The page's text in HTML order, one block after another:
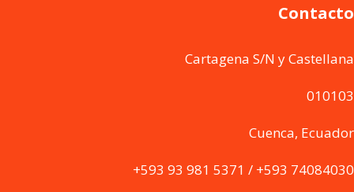
Contacto
Cartagena S/N y Castellana
010103
Cuenca, Ecuador
+593 93 981 5371 / +593 74084030